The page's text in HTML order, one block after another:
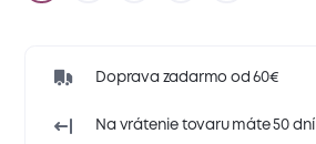
Doprava zadarmo od 60€
Na vrátenie tovaru máte 50 dní